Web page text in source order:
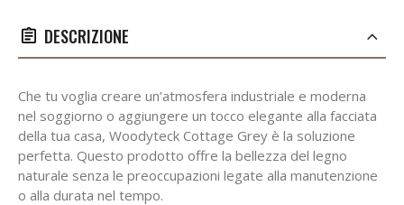
DESCRIZIONE
Che tu voglia creare un’atmosfera industriale e moderna
nel soggiorno o aggiungere un tocco elegante alla facciata
della tua casa, Woodyteck Cottage Grey è la soluzione
perfetta. Questo prodotto offre la bellezza del legno
naturale senza le preoccupazioni legate alla manutenzione
o alla durata nel tempo.